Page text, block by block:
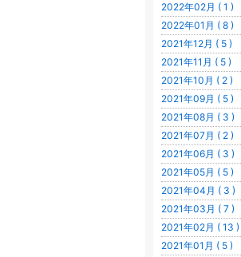
2022年02月 ( 1 )
2022年01月 ( 8 )
2021年12月 ( 5 )
2021年11月 ( 5 )
2021年10月 ( 2 )
2021年09月 ( 5 )
2021年08月 ( 3 )
2021年07月 ( 2 )
2021年06月 ( 3 )
2021年05月 ( 5 )
2021年04月 ( 3 )
2021年03月 ( 7 )
2021年02月 ( 13 )
2021年01月 ( 5 )